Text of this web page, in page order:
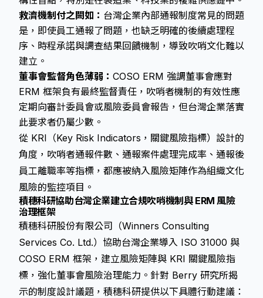
救濟機制付之闕如： 台灣企業內部通報制度常見的問題
是，即使員工通報了問題，也缺乏明確的後續處理程
序、時程承諾與調查結果回饋機制，導致吹哨文化難以
建立。
董事會監督角色薄弱： COSO ERM 強調董事會應對
ERM 框架負有最終監督責任，吹哨者機制的有效性應
定期向審計委員會或風險委員會報告，但台灣企業落實
此要求者仍屬少數。
從 KRI（Key Risk Indicators，關鍵風險指標）設計的
角度，吹哨者通報件數、通報案件處理完成率、通報後
員工離職率等指標，都應被納入風險矩陣作為組織文化
風險的監控項目。
積穗科研協助台灣企業建立合規吹哨機制與 ERM 風險
治理框架
積穗科研股份有限公司（Winners Consulting
Services Co. Ltd.）協助台灣企業導入 ISO 31000 與
COSO ERM 框架，建立風險矩陣與 KRI 關鍵風險指
標，強化董事會風險治理能力。針對 Berry 研究所揭
示的制度設計議題，積穗科研提供以下具體行動建議：